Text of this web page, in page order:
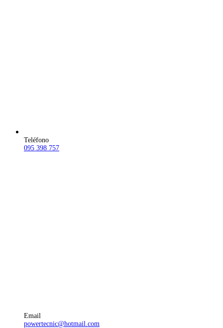
Teléfono
095 398 757
Email
powertecnic@hotmail.com